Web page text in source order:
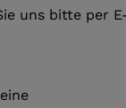
uns bitte per